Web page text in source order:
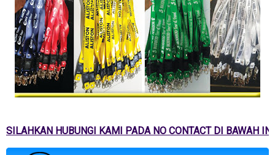
SILAHKAN HUBUNGI KAMI PADA NO CONTACT DI BAWAH INI